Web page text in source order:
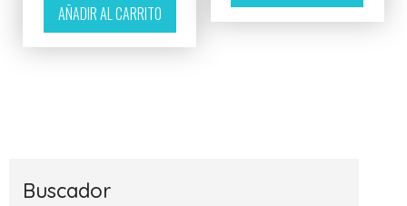
AÑADIR AL CARRITO
Buscador